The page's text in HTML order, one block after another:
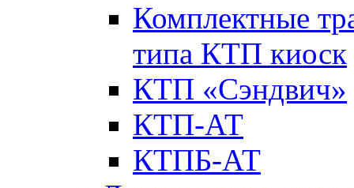
Комплектные
типа КТП киоск
КТП «Сэндвич»
КТП-АТ
КТПБ-АТ